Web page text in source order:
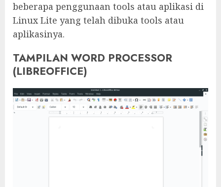
beberapa penggunaan tools atau aplikasi di
Linux Lite yang telah dibuka tools atau
aplikasinya.
TAMPILAN WORD PROCESSOR
(LIBREOFFICE)